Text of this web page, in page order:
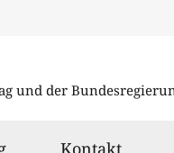
und der
ausgewählt
Kontakt